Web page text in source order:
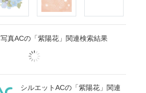
写真ACの「紫陽花」関連検索結果
シルエットACの「紫陽花」関連